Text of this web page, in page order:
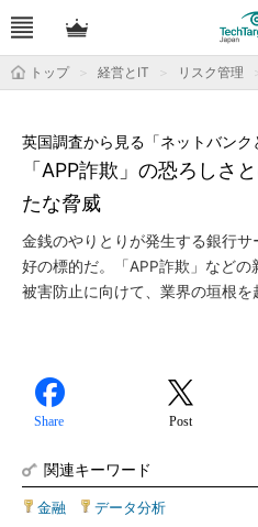
トップ 経営とIT リスク管理
「APP詐欺」の恐ろし
たな脅威
英国調査から見る「ネットバンク
金銭のやりとりが発生する銀行
好の標的だ。「APP詐欺」など
被害防止に向けて、業界の垣根を
Share Post
関連キーワード
金融 データ分析